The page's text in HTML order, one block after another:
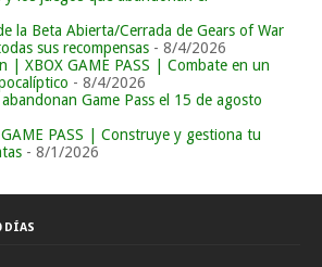
la Beta Abierta/Cerrada de Gears of War
sus recompensas - 8/4/2026
| XBOX GAME PASS | Combate en un
- 8/4/2026
Game Pass el 15 de agosto
PASS | Construye y gestiona tu
- 8/1/2026
DÍAS